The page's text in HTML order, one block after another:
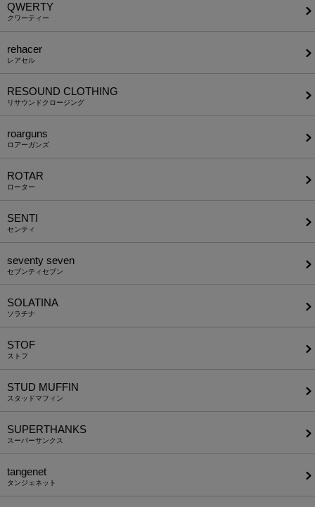
QWERTY
クワーティー
rehacer
レアセル
RESOUND CLOTHING
リサウンドクロージング
roarguns
ロアーガンズ
ROTAR
ローター
SENTI
センティ
seventy seven
セブンティセブン
SOLATINA
ソラチナ
STOF
ストフ
STUD MUFFIN
スタッドマフィン
SUPERTHANKS
スーパーサンクス
tangenet
タンジェネット